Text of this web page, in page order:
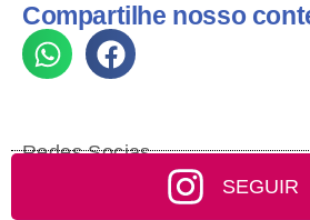
Compartilhe nosso
Redes Socias
SEGUIR